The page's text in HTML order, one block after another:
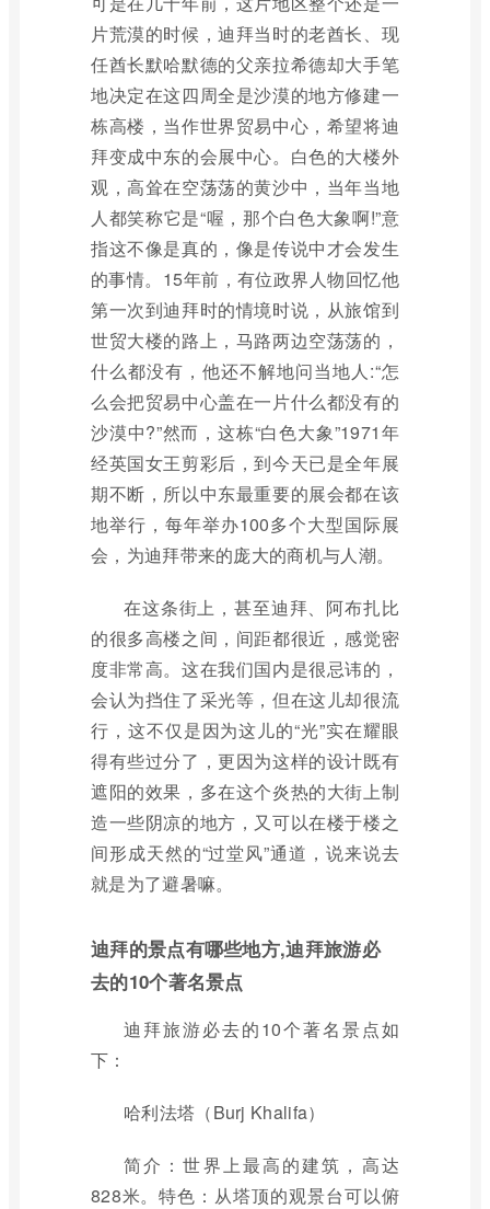
片荒漠的时候，迪拜当时的老酋长、现
任酋长默哈默德的父亲拉希德却大手笔
地决定在这四周全是沙漠的地方修建一
栋高楼，当作世界贸易中心，希望将迪
拜变成中东的会展中心。白色的大楼外
观，高耸在空荡荡的黄沙中，当年当地
人都笑称它是“喔，那个白色大象啊!”意
指这不像是真的，像是传说中才会发生
的事情。15年前，有位政界人物回忆他
第一次到迪拜时的情境时说，从旅馆到
世贸大楼的路上，马路两边空荡荡的，
什么都没有，他还不解地问当地人:“怎
么会把贸易中心盖在一片什么都没有的
沙漠中?”然而，这栋“白色大象”1971年
经英国女王剪彩后，到今天已是全年展
期不断，所以中东最重要的展会都在该
地举行，每年举办100多个大型国际展
会，为迪拜带来的庞大的商机与人潮。
在这条街上，甚至迪拜、阿布扎比
的很多高楼之间，间距都很近，感觉密
度非常高。这在我们国内是很忌讳的，
会认为挡住了采光等，但在这儿却很流
行，这不仅是因为这儿的“光”实在耀眼
得有些过分了，更因为这样的设计既有
遮阳的效果，多在这个炎热的大街上制
造一些阴凉的地方，又可以在楼于楼之
间形成天然的“过堂风”通道，说来说去
就是为了避暑嘛。
迪拜的景点有哪些地方,迪拜旅游必
去的10个著名景点
迪拜旅游必去的10个著名景点如
下：
哈利法塔（Burj Khalifa）
简介：世界上最高的建筑，高达
828米。特色：从塔顶的观景台可以俯